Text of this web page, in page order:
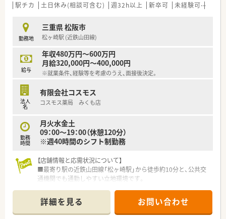
駅チカ 土日休み(相談可含む) 週32h以上 新卒可 未経験可
勤務地
三重県 松阪市
松ヶ崎駅 (近鉄山田線)
給与
年収480万円～600万円
月給320,000円～400,000円
※就業条件、経験等を考慮のうえ、面接後決定。
法人
名
有限会社コスモス
コスモス薬局 みくも店
勤務
時間
月火水金土
09：00～19：00（休憩120分）
※週40時間のシフト制勤務
【店舗情報と応需状況について】
■最寄り駅の近鉄山田線「松ヶ崎駅」から徒歩約10分と、公共交
通機関でも通勤しやすい立地環境です。
り、1日の枚数は平均60～70枚程度です。
■土曜日は交代制勤務となり、出勤した週は平日に半日休みを取
得できるため、週末の予定も立てやすいです。
詳細を見る お問い合わせ